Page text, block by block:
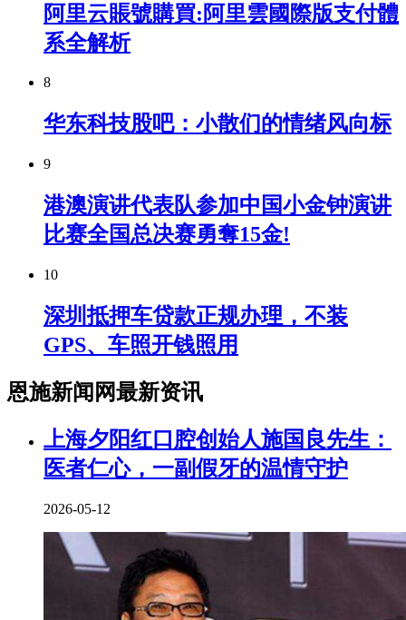
阿里云賬號購買:阿里雲國際版支付體
系全解析
8
华东科技股吧：小散们的情绪风向标
9
港澳演讲代表队参加中国小金钟演讲
比赛全国总决赛勇奪15金!
10
深圳抵押车贷款正规办理，不装
GPS、车照开钱照用
恩施新闻网最新资讯
上海夕阳红口腔创始人施国良先生：
医者仁心，一副假牙的温情守护
2026-05-12